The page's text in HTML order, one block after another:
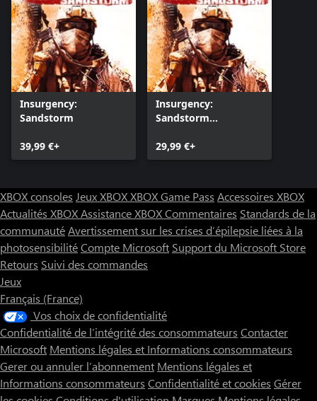
Insurgency:
Sandstorm
39,99 €+
Insurgency:
Sandstorm
29,99 €+
XBOX consoles Jeux XBOXXBOX Game Pass Accessoires XBOX
Actualités XBOXAssistance XBOXCommentaires Standards de la
communautéAvertissement sur les crises d’épilepsie liées à la
photosensibilitéCompte Microsoft Support du Microsoft Store
Retours Suivi des commandes
Jeux
Français (France)
Vos choix de confidentialité
Confidentialité de l’intégrité des consommateurs Contacter
Microsoft Mentions légales et Informations consommateurs
Gerer ou annuler l’abonnement Mentions légales et
Informations consommateurs Confidentialité et cookies Gérer